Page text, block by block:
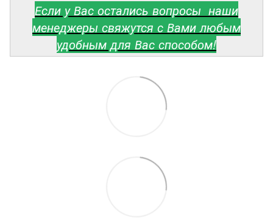
Если у Вас остались вопросы наши
менеджеры свяжутся с Вами любым
удобным для Вас способом!